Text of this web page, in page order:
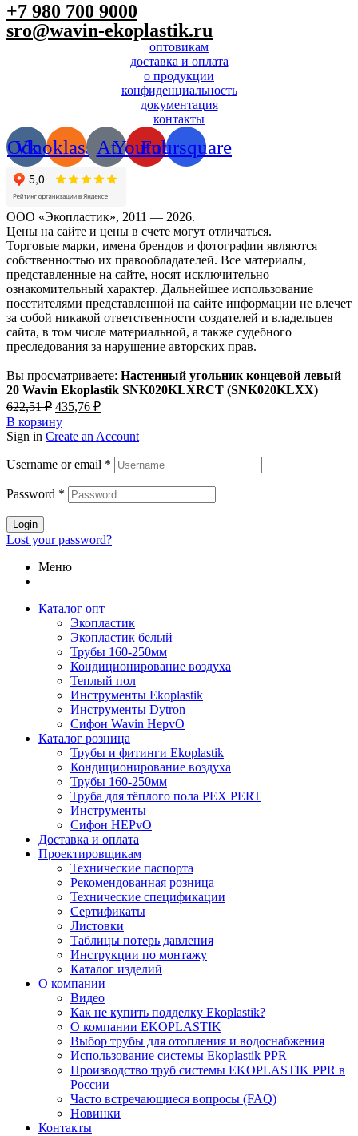
+7 980 700 9000
sro@wavin-ekoplastik.ru
оптовикам
доставка и оплата
о продукции
конфиденциальность
документация
контакты
Vk
Odnoklassniki
AtYoutube
Foursquare
ООО «Экопластик», 2011 — 2026.
Цены на сайте и цены в счете могут отличаться.
Торговые марки, имена брендов и фотографии являются
собственностью их правообладателей. Все материалы,
представленные на сайте, носят исключительно
ознакомительный характер. Дальнейшее использование
посетителями представленной на сайте информации не влечет
за собой никакой ответственности создателей и владельцев
сайта, в том числе материальной, а также судебного
преследования за нарушение авторских прав.
Вы просматриваете: Настенный угольник концевой левый
20 Wavin Ekoplastik SNK020KLXRCT (SNK020KLXX)
622,51₽ Первоначальная
цена
составляла
435,76 ₽Текущая
435,76 ₽.
В корзину
Sign in Create an Account
Username or email *
Password *
Login
Lost your password?
Меню
Каталог опт
Экопластик
Экопластик белый
Трубы 160-250мм
Кондиционирование воздуха
Теплый пол
Инструменты Ekoplastik
Инструменты Dytron
Сифон Wavin HepvO
Каталог розница
Трубы и фитинги Ekoplastik
Кондиционирование воздуха
Трубы 160-250мм
Труба для тёплого пола PEX PERT
Инструменты
Сифон HEPvO
Доставка и оплата
Проектировщикам
Технические паспорта
Рекомендованная розница
Технические спецификации
Сертификаты
Листовки
Таблицы потерь давления
Инструкции по монтажу
Каталог изделий
О компании
Видео
Как не купить подделку Ekoplastik?
О компании EKOPLASTIK
Выбор трубы для отопления и водоснабжения
Использование системы Ekoplastik PPR
Производство труб системы EKOPLASTIK PPR в
России
Часто встречающиеся вопросы (FAQ)
Новинки
Контакты